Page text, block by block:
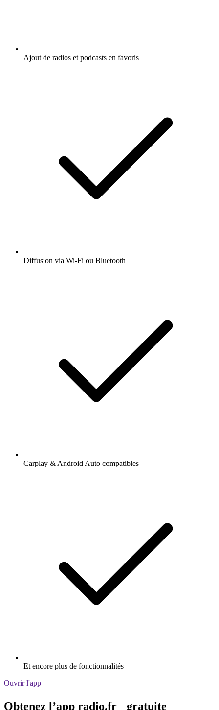
Ajout de radios et podcasts en favoris
Diffusion via Wi-Fi ou Bluetooth
Carplay & Android Auto compatibles
Et encore plus de fonctionnalités
Ouvrir l'app
Obtenez l’app radio.fr gratuite